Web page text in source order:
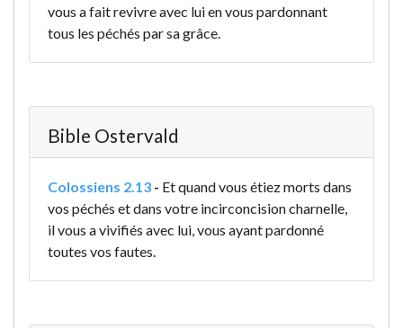
vous a fait revivre avec lui en vous pardonnant
tous les péchés par sa grâce.
Bible Ostervald
Colossiens 2.13 - Et quand vous étiez morts dans
vos péchés et dans votre incirconcision charnelle,
il vous a vivifiés avec lui, vous ayant pardonné
toutes vos fautes.